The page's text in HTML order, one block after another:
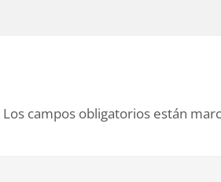
Los campos obligatorios están